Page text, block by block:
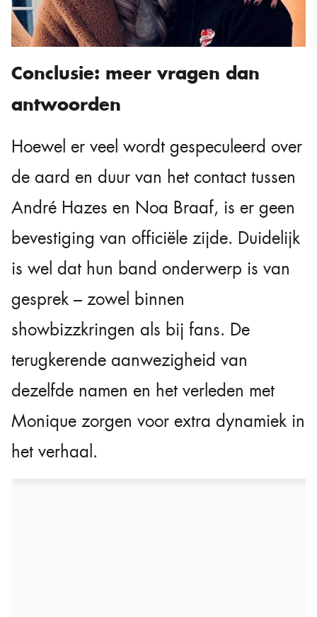
Conclusie: meer vragen dan
antwoorden
Hoewel er veel wordt gespeculeerd over
de aard en duur van het contact tussen
André Hazes en Noa Braaf, is er geen
bevestiging van officiële zijde. Duidelijk
is wel dat hun band onderwerp is van
gesprek – zowel binnen
showbizzkringen als bij fans. De
terugkerende aanwezigheid van
dezelfde namen en het verleden met
Monique zorgen voor extra dynamiek in
het verhaal.